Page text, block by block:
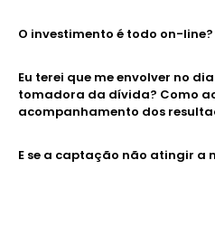
O investimento é todo on-line?
Eu terei que me envolver no
tomadora da dívida? Como
acompanhamento dos
E se a captação não atingir a